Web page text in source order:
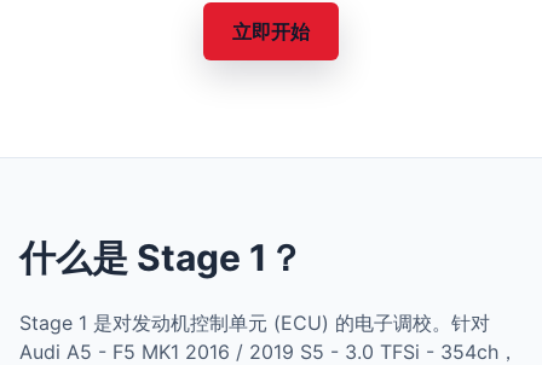
立即开始
什么是 Stage 1？
Stage 1 是对发动机控制单元 (ECU) 的电子调校。针对
Audi A5 - F5 MK1 2016 / 2019 S5 - 3.0 TFSi - 354ch，